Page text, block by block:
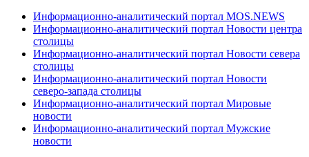
Информационно-аналитический портал MOS.NEWS
Информационно-аналитический портал Новости центра
столицы
Информационно-аналитический портал Новости севера
столицы
Информационно-аналитический портал Новости
северо-запада столицы
Информационно-аналитический портал Мировые
новости
Информационно-аналитический портал Мужские
новости